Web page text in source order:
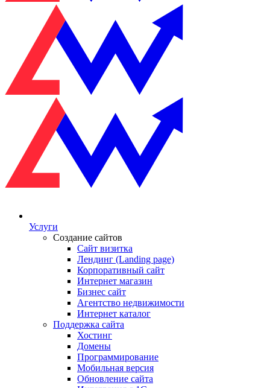
Услуги
Создание сайтов
Сайт визитка
Лендинг (Landing page)
Корпоративный сайт
Интернет магазин
Бизнес сайт
Агентство недвижимости
Интернет каталог
Поддержка сайта
Хостинг
Домены
Программирование
Мобильная версия
Обновление сайта